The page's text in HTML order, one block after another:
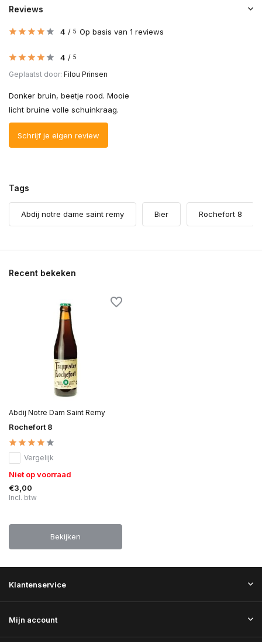
Reviews
4 / 5 Op basis van 1 reviews
4 / 5
Geplaatst door: Filou Prinsen
Donker bruin, beetje rood. Mooie
licht bruine volle schuinkraag.
Schrijf je eigen review
Tags
Abdij notre dame saint remy Bier Rochefort 8
Recent bekeken
Abdij Notre Dam Saint Remy
Rochefort 8
Vergelijk
Niet op voorraad
€3,00
Incl. btw
Bekijken
Klantenservice
Mijn account